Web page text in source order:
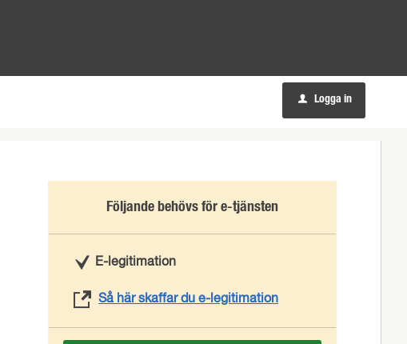
u Logga in
Följande behövs för e-tjänsten
E-legitimation
Så här skaffar du e-legitimation